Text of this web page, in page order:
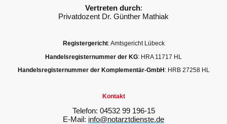
Vertreten durch:
Privatdozent Dr. Günther Mathiak
Registergericht: Amtsgericht Lübeck
Handelsregisternummer der KG: HRA 11717 HL
Handelsregisternummer der Komplementär-GmbH: HRB 27258 HL
Kontakt
Telefon: 04532 99 196-15
E-Mail: info@notarztdienste.de